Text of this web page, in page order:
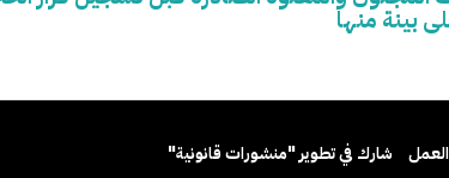
بينة منها
شارك في تطوير "منشورات قانونية"